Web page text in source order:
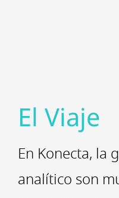
El Viaje
En Konecta, la
analítico son